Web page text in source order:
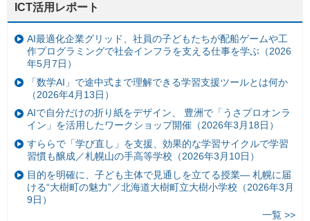
ICT活用レポート
AI最適化企業グリッド、社員の子どもたちが配船ゲームや工
作プログラミングで社会インフラを支える仕事を学ぶ（2026
年5月7日）
「数学AI」で途中式まで理解できる学習支援ツールとは何か
（2026年4月13日）
AIで自分だけの折り紙をデザイン、 豊洲で「うさプロオンラ
イン」を活用したワークショップ開催（2026年3月18日）
すららで「学び直し」を支援、効果的な学習サイクルで学習
習慣も醸成／札幌山の手高等学校（2026年3月10日）
目的を明確に、子ども主体で見通しを立てる授業— 札幌に届
ける“大樹町の魅力”／北海道大樹町立大樹小学校（2026年3月
9日）
一覧 >>